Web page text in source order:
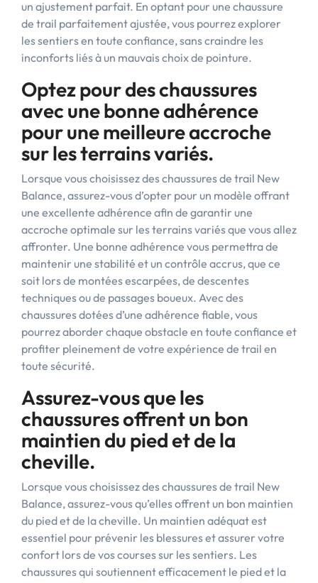
un ajustement parfait. En optant pour une chaussure
de trail parfaitement ajustée, vous pourrez explorer
les sentiers en toute confiance, sans craindre les
inconforts liés à un mauvais choix de pointure.
Optez pour des chaussures
avec une bonne adhérence
pour une meilleure accroche
sur les terrains variés.
Lorsque vous choisissez des chaussures de trail New
Balance, assurez-vous d’opter pour un modèle offrant
une excellente adhérence afin de garantir une
accroche optimale sur les terrains variés que vous allez
affronter. Une bonne adhérence vous permettra de
maintenir une stabilité et un contrôle accrus, que ce
soit lors de montées escarpées, de descentes
techniques ou de passages boueux. Avec des
chaussures dotées d’une adhérence fiable, vous
pourrez aborder chaque obstacle en toute confiance et
profiter pleinement de votre expérience de trail en
toute sécurité.
Assurez-vous que les
chaussures offrent un bon
maintien du pied et de la
cheville.
Lorsque vous choisissez des chaussures de trail New
Balance, assurez-vous qu’elles offrent un bon maintien
du pied et de la cheville. Un maintien adéquat est
essentiel pour prévenir les blessures et assurer votre
confort lors de vos courses sur les sentiers. Les
chaussures qui soutiennent efficacement le pied et la